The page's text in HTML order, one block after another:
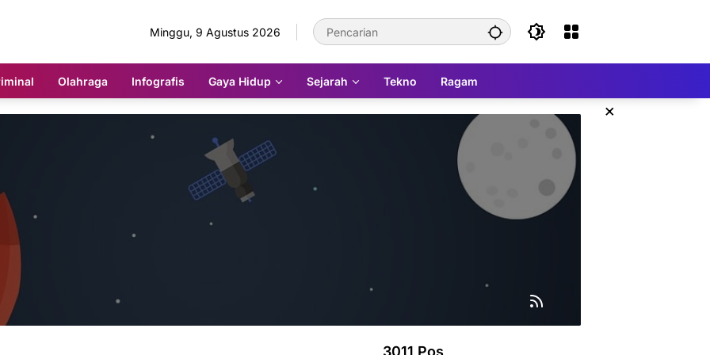
Minggu, 9 Agustus 2026
Olahraga Infografis Gaya Hidup Sejarah Tekno Ragam
×
3011 Pos